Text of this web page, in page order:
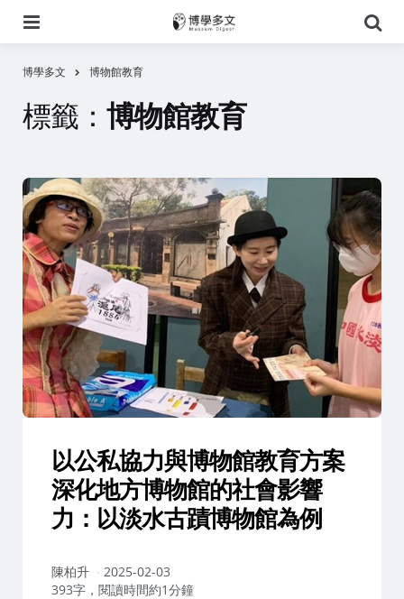
尋
博學多文 博物館教育
標籤： 博物館教育
以公私協力與博物館教育方案
深化地方博物館的社會影響
力：以淡水古蹟博物館為例
作
者：
陳柏升
2025-02-03
393字，閱讀時間約1分鐘